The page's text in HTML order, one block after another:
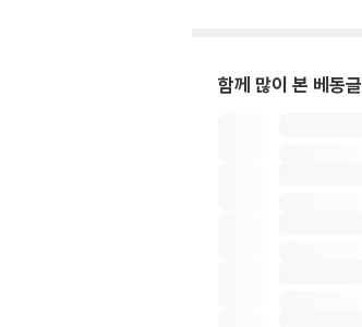
함께 많이 본 베동글